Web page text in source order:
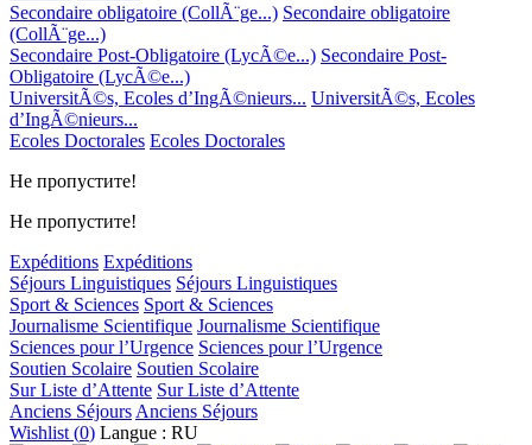
Secondaire obligatoire (CollÃ¨ge...) Secondaire obligatoire
(CollÃ¨ge...)
Secondaire Post-Obligatoire (LycÃ©e...) Secondaire Post-
Obligatoire (LycÃ©e...)
UniversitÃ©s, Ecoles d’IngÃ©nieurs... UniversitÃ©s, Ecoles
d’IngÃ©nieurs...
Ecoles Doctorales Ecoles Doctorales
Не пропустите!
Не пропустите!
Expéditions Expéditions
Séjours Linguistiques Séjours Linguistiques
Sport & Sciences Sport & Sciences
Journalisme Scientifique Journalisme Scientifique
Sciences pour l’Urgence Sciences pour l’Urgence
Soutien Scolaire Soutien Scolaire
Sur Liste d’Attente Sur Liste d’Attente
Anciens SéjoursAnciens Séjours
Wishlist (0) Langue : RU